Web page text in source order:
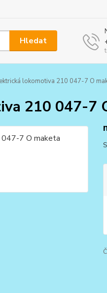
Hledat
lokomotiva 210 047-7 O
210 047-7